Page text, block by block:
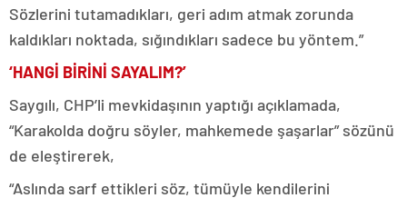
Sözlerini tutamadıkları, geri adım atmak zorunda
kaldıkları noktada, sığındıkları sadece bu yöntem.”
‘HANGİ BİRİNİ SAYALIM?’
Saygılı, CHP’li mevkidaşının yaptığı açıklamada,
“Karakolda doğru söyler, mahkemede şaşarlar” sözünü
de eleştirerek,
“Aslında sarf ettikleri söz, tümüyle kendilerini